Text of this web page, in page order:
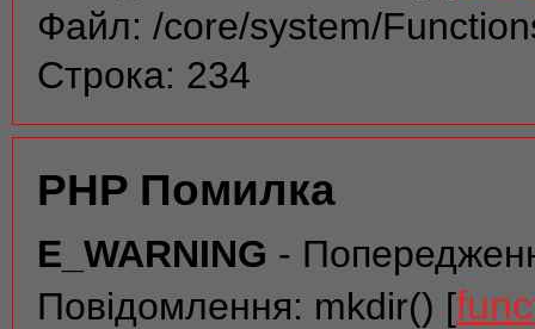
Файл: /core/system/
Строка: 234
PHP Помилка
E_WARNING -
Повідомлення: mkdir() [